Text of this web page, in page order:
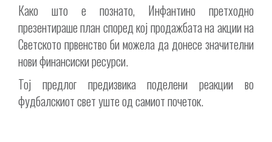
Како што е познато, Инфантино претходно
презентираше план според кој продажбата на акции на
Светското првенство би можела да донесе значителни
нови финансиски ресурси.
Тој предлог предизвика поделени реакции во
фудбалскиот свет уште од самиот почеток.